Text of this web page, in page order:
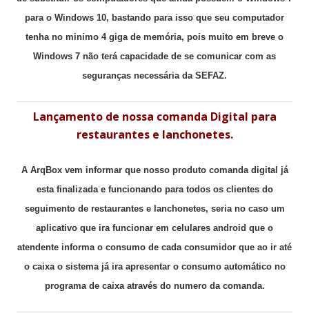
para o Windows 10, bastando para isso que seu computador
tenha no minimo 4 giga de memória, pois muito em breve o
Windows 7 não terá capacidade de se comunicar com as
seguranças necessária da SEFAZ.
Lançamento de nossa comanda Digital para
restaurantes e lanchonetes.
A ArqBox vem informar que nosso produto comanda digital já
esta finalizada e funcionando para todos os clientes do
seguimento de restaurantes e lanchonetes, seria no caso um
aplicativo que ira funcionar em celulares android que o
atendente informa o consumo de cada consumidor que ao ir até
o caixa o sistema já ira apresentar o consumo automático no
programa de caixa através do numero da comanda.